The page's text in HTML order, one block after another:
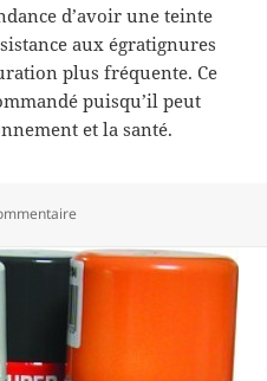
d’avoir une teinte
aux égratignures
plus fréquente. Ce
puisqu’il peut
et la santé.